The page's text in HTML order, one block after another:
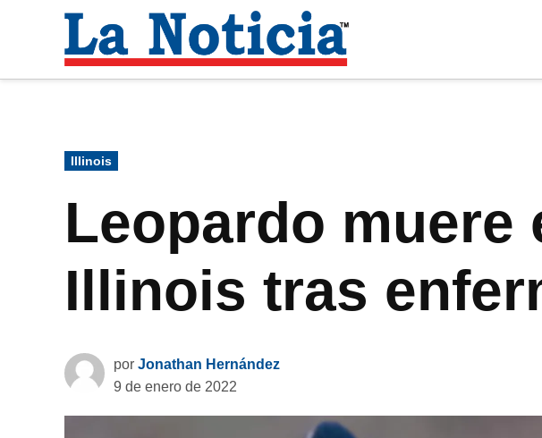
contenido
Noticia
Publicado
en
Illinois
Leopardo muere
Illinois tras
por Jonathan Hernández
9 de enero de 2022